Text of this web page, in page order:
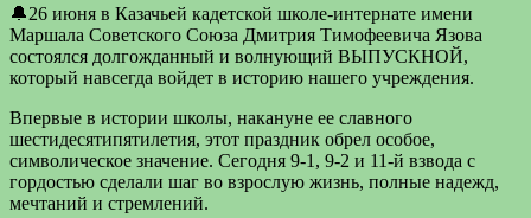
🔔26 июня в Казачьей кадетской школе-интернате имени
Маршала Советского Союза Дмитрия Тимофеевича Язова
состоялся долгожданный и волнующий ВЫПУСКНОЙ,
который навсегда войдет в историю нашего учреждения.
Впервые в истории школы, накануне ее славного
шестидесятипятилетия, этот праздник обрел особое,
символическое значение. Сегодня 9-1, 9-2 и 11-й взвода с
гордостью сделали шаг во взрослую жизнь, полные надежд,
мечтаний и стремлений.